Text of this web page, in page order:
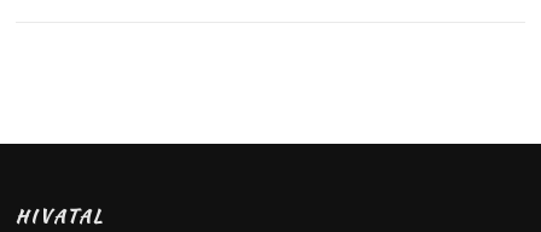
HIVATAL